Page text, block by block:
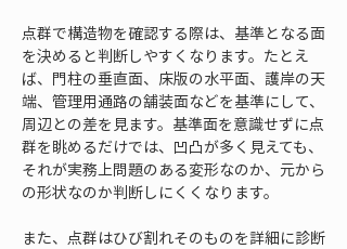
点群で構造物を確認する際は、基準となる面
を決めると判断しやすくなります。たとえ
ば、門柱の垂直面、床版の水平面、護岸の天
端、管理用通路の舗装面などを基準にして、
周辺との差を見ます。基準面を意識せずに点
群を眺めるだけでは、凹凸が多く見えても、
それが実務上問題のある変形なのか、元から
の形状なのか判断しにくくなります。
また、点群はひび割れそのものを詳細に診断